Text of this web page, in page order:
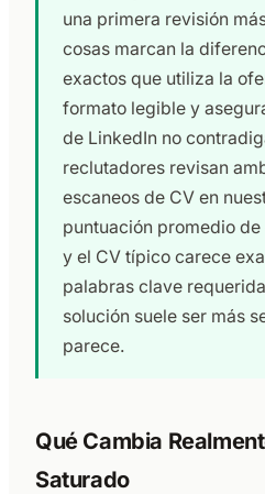
una primera revisión
cosas marcan la
exactos que utiliza la
formato legible y
de LinkedIn no
reclutadores revisan
escaneos de CV en
puntuación promedio
y el CV típico carece
palabras clave
solución suele ser más
parece.
Qué Cambia
Saturado